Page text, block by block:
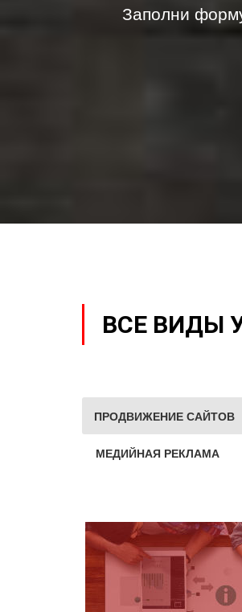
Заполни
ВСЕ ВИДЫ
ПРОДВИЖЕНИЕ САЙТОВ
МЕДИЙНАЯ РЕКЛАМА